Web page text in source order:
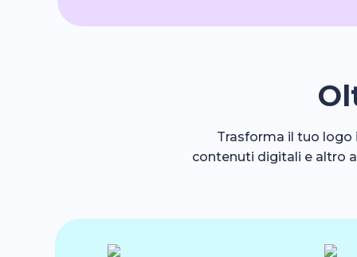
Trasforma il tuo logo
contenuti digitali e altro